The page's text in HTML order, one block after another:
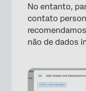
No entanto,
contato
não de dados